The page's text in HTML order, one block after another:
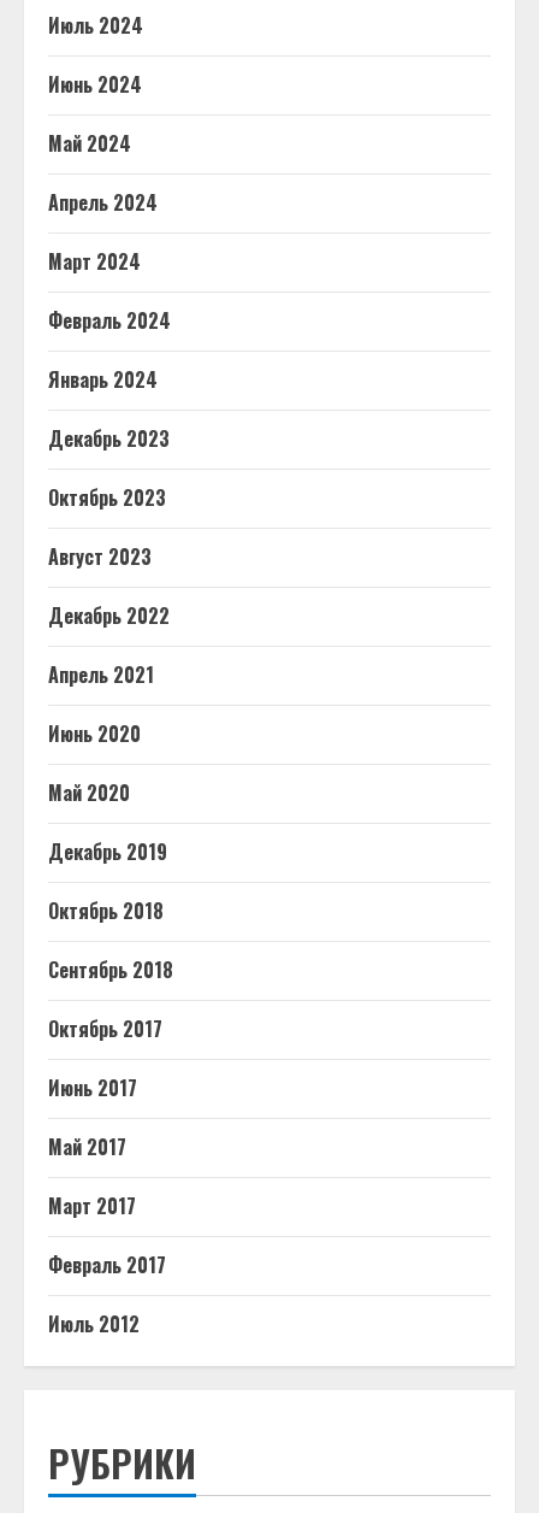
Июль 2024
Июнь 2024
Май 2024
Апрель 2024
Март 2024
Февраль 2024
Январь 2024
Декабрь 2023
Октябрь 2023
Август 2023
Декабрь 2022
Апрель 2021
Июнь 2020
Май 2020
Декабрь 2019
Октябрь 2018
Сентябрь 2018
Октябрь 2017
Июнь 2017
Май 2017
Март 2017
Февраль 2017
Июль 2012
РУБРИКИ